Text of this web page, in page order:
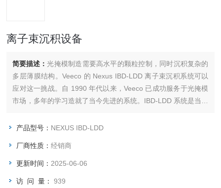
离子束沉积设备
简要描述：光掩模制造需要高水平的颗粒控制，同时沉积复杂的
多层薄膜结构。Veeco 的 Nexus IBD-LDD 离子束沉积系统可以
应对这一挑战。自 1990 年代以来，Veeco 已成功服务于光掩模
市场，多年的学习造就了当今先进的系统。IBD-LDD 系统是当今
封端层沉积的理想选择，以及其他需要低缺陷水平和先进薄膜的
产品型号： NEXUS IBD-LDD
厂商性质：经销商
更新时间： 2025-06-06
访 问 量：939